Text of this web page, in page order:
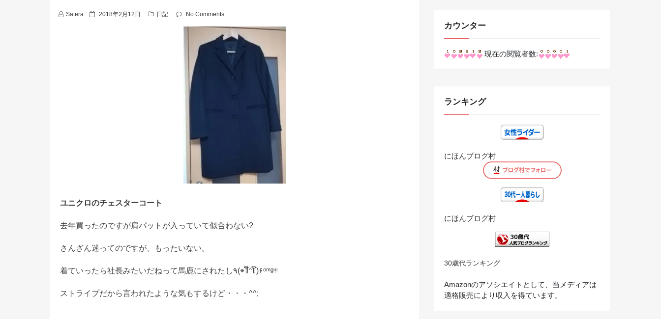
Satera
P 2018年2月12日 日記 No Comments
ユニクロのチェスターコート
去年買ったのですが肩パットが入っていて似合わない?
さんざん迷ってのですが、もったいない。
着ていったら社長みたいだね って馬鹿にされたし٩(⌯꒦ິ̆ᵔ꒦ິ)۶ᵒᵐᵍᵎᵎᵎ
ストライプだから言われたような気もするけど・・・^^;
カウンター
現在の閲覧者数:
ランキング
にほんブログ村
にほんブログ村
30歳代ランキング
Amazonのアソシエイトとして、当メディアは
適格販売により収入を得ています。